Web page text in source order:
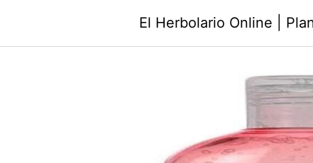
El Herbolario Online |